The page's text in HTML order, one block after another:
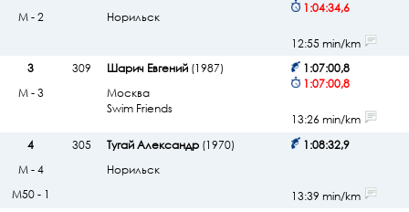
Норильск
1:04:34,6
М - 2
12:55 min/km
3
309 Шарич Евгений(1987)
Москва
Swim Friends
1:07:00,8
1:07:00,8
М - 3
13:26 min/km
4
305 Тугай Александр(1970)
Норильск
1:08:32,9
М - 4
М50 - 1
13:39 min/km